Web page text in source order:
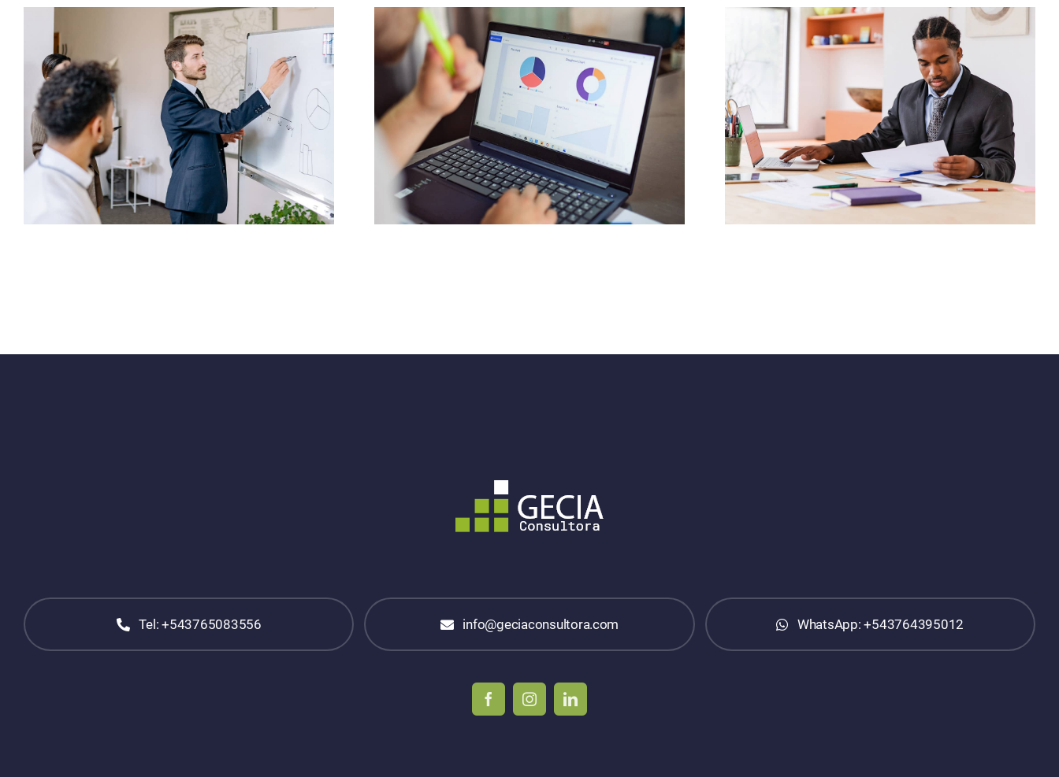
Tel: +543765083556 info@geciaconsultora.com WhatsApp: +543764395012